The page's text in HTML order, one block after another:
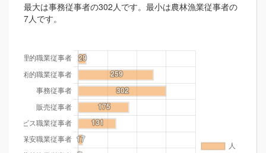
最大は事務従事者の302人です。最小は農林漁業従事者の
7人です。